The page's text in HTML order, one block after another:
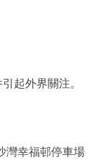
起外界關注。
灣幸福邨停車場